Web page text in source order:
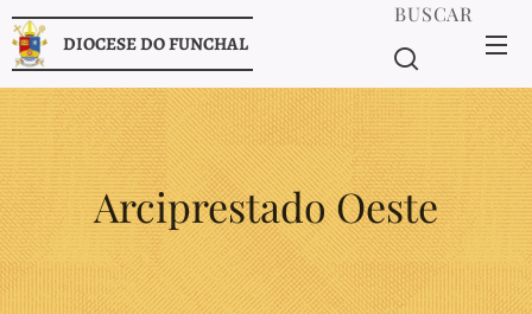
DIOCESE DO FUNCHAL
BUSCAR
Arciprestado Oeste